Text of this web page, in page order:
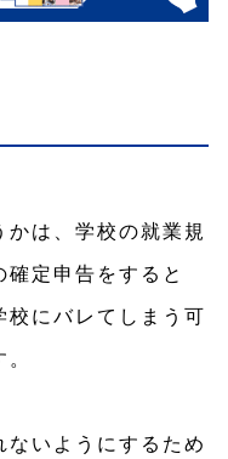
は、学校の就業規
定申告をすると
校にバレてしまう可
いようにするため